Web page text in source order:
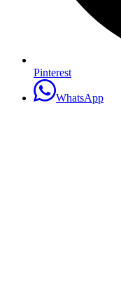
Pinterest
WhatsApp